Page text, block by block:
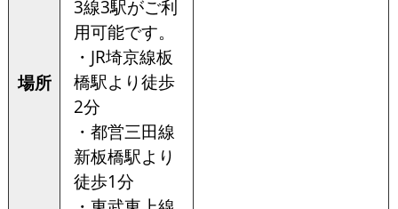
場所
3線3駅がご利
用可能です。
・JR埼京線板
橋駅より徒歩
2分
・都営三田線
新板橋駅より
徒歩1分